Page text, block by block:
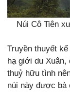
Núi Cô Tiên
Truyền thuyết
hạ giới du
thuỷ hữu tình
núi này được bà